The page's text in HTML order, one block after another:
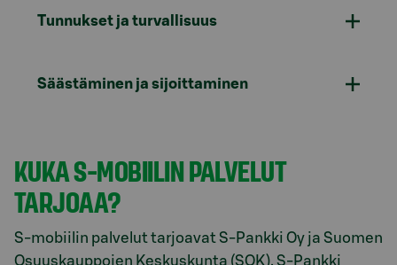
Tunnukset ja turvallisuus
Säästäminen ja sijoittaminen
KUKA S-MOBIILIN PALVELUT
TARJOAA?
S-mobiilin palvelut tarjoavat S-Pankki Oy ja Suomen
Osuuskauppojen Keskuskunta (SOK). S-Pankki